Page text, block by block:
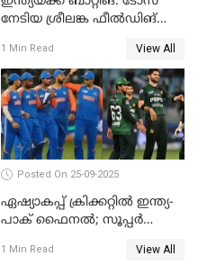
നേടിയ ശ്രീലങ്ക ഫീൽഡിങ്
1 Min Read View All
Posted On 25-09-2025
ഏഷ്യാകപ്പ് ക്രിക്കറ്റിൽ ഇന്ത്യ-
പാക് ഫൈനല്‍; സൂപ്പർ
തോൽപിച്ച് പാകിസ്ഥാൻ
1 Min Read View All